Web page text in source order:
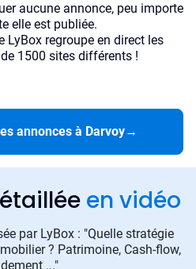
aucune annonce, peu importe
elle est publiée.
LyBox regroupe en direct les
1500 sites différents !
annonces à Darvoy→
en vidéo
par LyBox : "Quelle stratégie
? Patrimoine, Cash-flow,
..."